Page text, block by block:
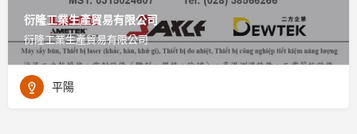
衍隆工業生產貿易有限公司
衍隆工業生產貿易有限公司
平陽